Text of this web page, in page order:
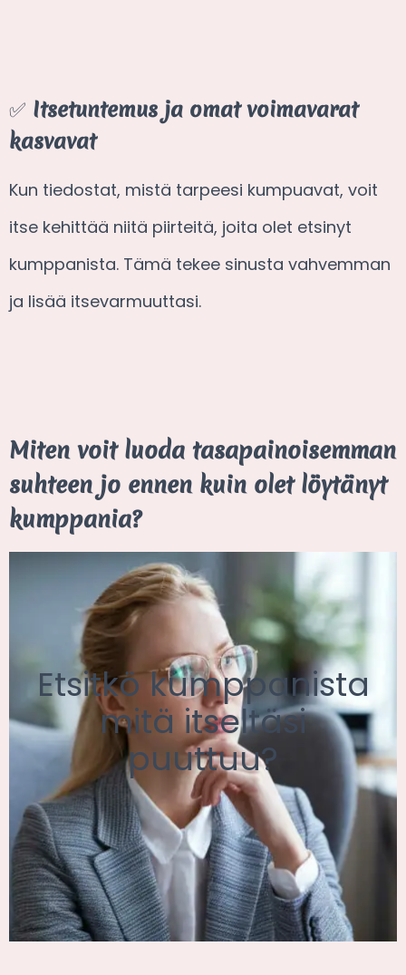
✅ Itsetuntemus ja omat voimavarat
kasvavat
Kun tiedostat, mistä tarpeesi kumpuavat, voit
itse kehittää niitä piirteitä, joita olet etsinyt
kumppanista. Tämä tekee sinusta vahvemman
ja lisää itsevarmuuttasi.
Miten voit luoda tasapainoisemman
suhteen jo ennen kuin olet löytänyt
kumppania?
Etsitkö kumppanista
mitä itseltäsi
puuttuu?